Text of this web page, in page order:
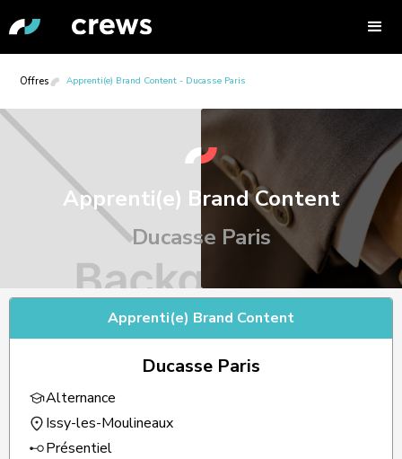
Offres Apprenti(e) Brand Content - Ducasse Paris
Apprenti(e) Brand Content
Ducasse Paris
Apprenti(e) Brand Content
Ducasse Paris
Alternance
Issy-les-Moulineaux
Présentiel